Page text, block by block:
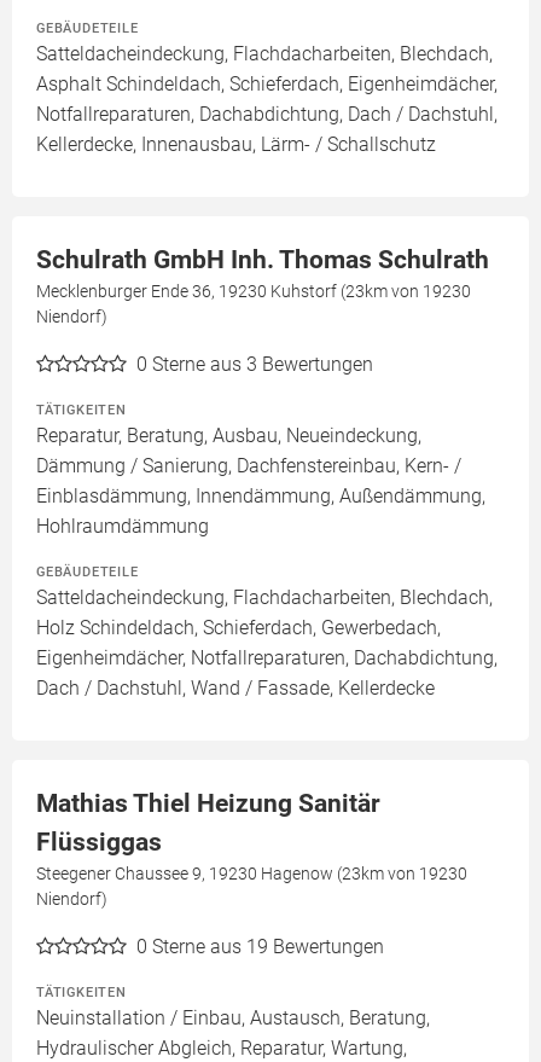
GEBÄUDETEILE
Satteldacheindeckung, Flachdacharbeiten, Blechdach,
Asphalt Schindeldach, Schieferdach, Eigenheimdächer,
Notfallreparaturen, Dachabdichtung, Dach / Dachstuhl,
Kellerdecke, Innenausbau, Lärm- / Schallschutz
Schulrath GmbH Inh. Thomas Schulrath
Mecklenburger Ende 36, 19230 Kuhstorf (23km von 19230
Niendorf)
0 Sterne aus 3 Bewertungen
TÄTIGKEITEN
Reparatur, Beratung, Ausbau, Neueindeckung,
Dämmung / Sanierung, Dachfenstereinbau, Kern- /
Einblasdämmung, Innendämmung, Außendämmung,
Hohlraumdämmung
GEBÄUDETEILE
Satteldacheindeckung, Flachdacharbeiten, Blechdach,
Holz Schindeldach, Schieferdach, Gewerbedach,
Eigenheimdächer, Notfallreparaturen, Dachabdichtung,
Dach / Dachstuhl, Wand / Fassade, Kellerdecke
Mathias Thiel Heizung Sanitär
Flüssiggas
Steegener Chaussee 9, 19230 Hagenow (23km von 19230
Niendorf)
0 Sterne aus 19 Bewertungen
TÄTIGKEITEN
Neuinstallation / Einbau, Austausch, Beratung,
Hydraulischer Abgleich, Reparatur, Wartung,